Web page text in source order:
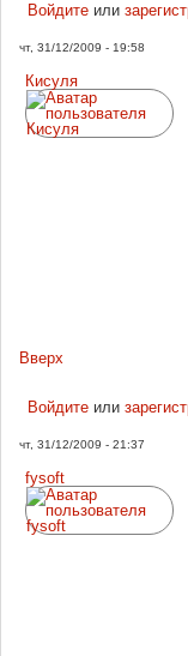
Войдитеили
чт, 31/12/2009 - 19:58
Кисуля
Вверх
Войдитеили
чт, 31/12/2009 - 21:37
fysoft